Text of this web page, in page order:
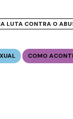
LUTA CONTRA O
COMO